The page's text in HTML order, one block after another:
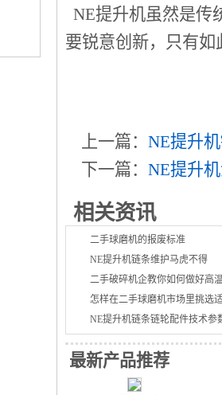
NE提升机虽然是传
要锐意创新，只有
上一篇： NE提升
下一篇： NE提升
相关资讯
二手球磨机的报废标准
NE提升机链条维护马虎不得
二手破碎机企教你如何做好高
怎样在二手球磨机市场里挑选
NE提升机链条链轮配件技术参
最新产品推荐